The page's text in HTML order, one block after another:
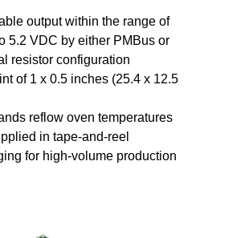
output within the range of
5.2 VDC by either PMBus or
resistor configuration
of 1 x 0.5 inches (25.4 x 12.5
reflow oven temperatures
in tape-and-reel
for high-volume production